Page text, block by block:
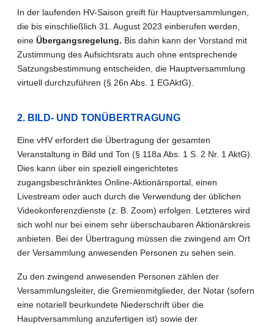
In der laufenden HV-Saison greift für Hauptversammlungen,
die bis einschließlich 31. August 2023 einberufen werden,
eine Übergangsregelung. Bis dahin kann der Vorstand mit
Zustimmung des Aufsichtsrats auch ohne entsprechende
Satzungsbestimmung entscheiden, die Hauptversammlung
virtuell durchzuführen (§ 26n Abs. 1 EGAktG).
2. BILD- UND TONÜBERTRAGUNG
Eine vHV erfordert die Übertragung der gesamten
Veranstaltung in Bild und Ton (§ 118a Abs. 1 S. 2 Nr. 1 AktG).
Dies kann über ein speziell eingerichtetes
zugangsbeschränktes Online-Aktionärsportal, einen
Livestream oder auch durch die Verwendung der üblichen
Videokonferenzdienste (z. B. Zoom) erfolgen. Letzteres wird
sich wohl nur bei einem sehr überschaubaren Aktionärskreis
anbieten. Bei der Übertragung müssen die zwingend am Ort
der Versammlung anwesenden Personen zu sehen sein.
Zu den zwingend anwesenden Personen zählen der
Versammlungsleiter, die Gremienmitglieder, der Notar (sofern
eine notariell beurkundete Niederschrift über die
Hauptversammlung anzufertigen ist) sowie der